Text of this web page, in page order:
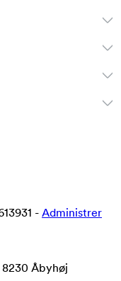
- Administrer
8230 Åbyhøj